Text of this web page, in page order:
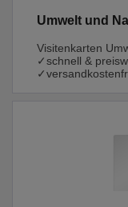
Umwelt und
Visitenkarten
✓schnell &